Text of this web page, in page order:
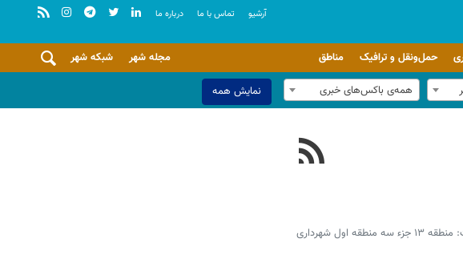
آرشيو تماس با ما درباره ما
حمل‌ونقل و ترافیک مناطق شبکه شهر
مجله شهر
همه‌ی باکس‌های خبری نمایش همه
شهردار منطقه ۱۳ تهران با بیان اینکه شهرداری منطقه در سال جاری ۹۵ درصد درآمدها را محقق کرده است، گفت: منطقه ۱۳ جزء سه منطقه اول شهرداری